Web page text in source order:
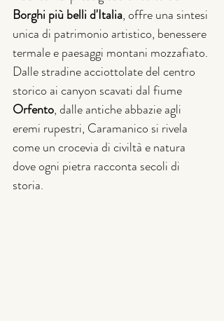
Borghi più belli d'Italia, offre una sintesi
unica di patrimonio artistico, benessere
termale e paesaggi montani mozzafiato.
Dalle stradine acciottolate del centro
storico ai canyon scavati dal fiume
Orfento, dalle antiche abbazie agli
eremi rupestri, Caramanico si rivela
come un crocevia di civiltà e natura
dove ogni pietra racconta secoli di
storia.